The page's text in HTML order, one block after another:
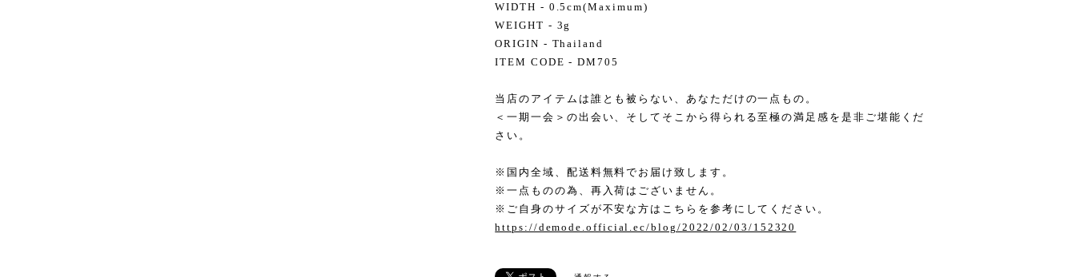
WIDTH - 0.5cm(Maximum)
WEIGHT - 3g
ORIGIN - Thailand
ITEM CODE - DM705
当店のアイテムは誰とも被らない、あなただけの一点もの。
＜一期一会＞の出会い、そしてそこから得られる至極の満足感を是非ご堪能くだ
さい。
※国内全域、配送料無料でお届け致します。
※一点ものの為、再入荷はございません。
※ご自身のサイズが不安な方はこちらを参考にしてください。
https://demode.official.ec/blog/2022/02/03/152320